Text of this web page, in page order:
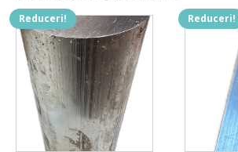
Reduceri! Reduceri!